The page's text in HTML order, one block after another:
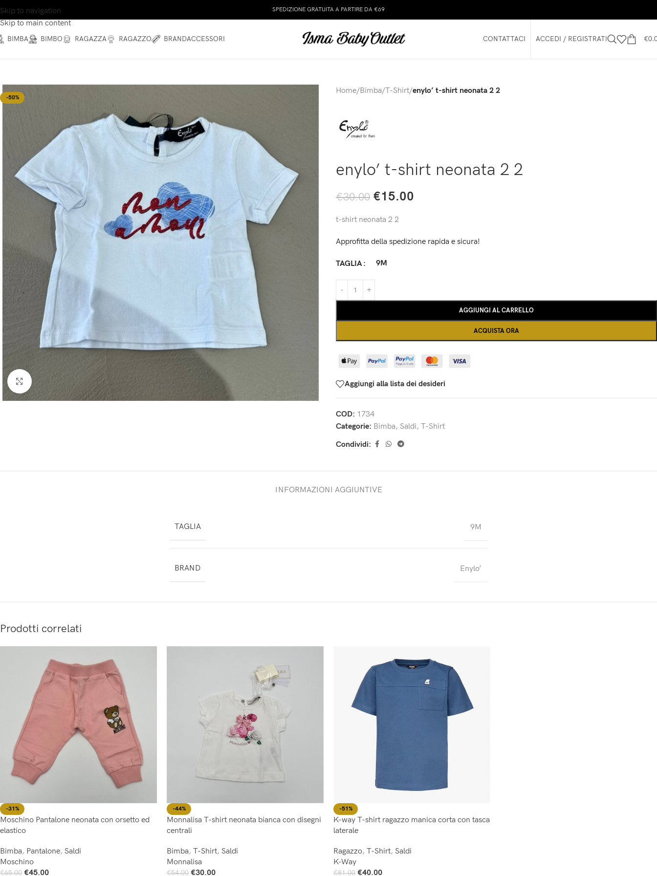
Skip to navigation
Skip to main content
SPEDIZIONE GRATUITA A PARTIRE DA €69
BIMBA BIMBO RAGAZZA RAGAZZO BRANDACCESSORI CONTATTACI ACCEDI / REGISTRATI €
-50%
Home/Bimba/T-Shirt/enylo’ t-shirt neonata 2 2
enylo’ t-shirt neonata 2 2
€30.00 €15.00
t-shirt neonata 2 2
Approfitta della spedizione rapida e sicura!
TAGLIA 9M
AGGIUNGI AL CARRELLO
ACQUISTA ORA
Aggiungi alla lista dei desideri
COD: 1734
Categorie: Bimba, Saldi, T-Shirt
Condividi:
INFORMAZIONI AGGIUNTIVE
TAGLIA 9M
BRAND Enylo’
Prodotti correlati
-31%
Moschino Pantalone neonata con orsetto ed
elastico
Bimba, Pantalone, Saldi
Moschino
€65.00 €45.00
-44%
Monnalisa T-shirt neonata bianca con disegni
centrali
Bimba, T-Shirt, Saldi
Monnalisa
€54.00 €30.00
-51%
K-way T-shirt ragazzo manica corta con tasca
laterale
Ragazzo, T-Shirt, Saldi
K-Way
€81.00 €40.00